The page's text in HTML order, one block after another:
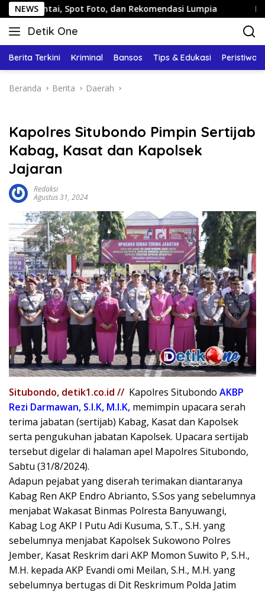
Langsung
ke
konten
NEWS
Foto, dan Rekomendasi Lumpia Panduan Wisata
Detik One
Tajam
Fakta
Berita Terkini Kriminal Bansos Tips & Edukasi Peristiwa
Beranda Berita Daerah
Kapolres Situbondo Pimpin Sertijab
Kabag, Kasat dan Kapolsek
Jajaran
Redaksi
Agustus 31, 2024
Situbondo, detik1.co.id // Kapolres Situbondo AKBP
Rezi Darmawan, S.I.K, M.I.K, memimpin upacara serah
terima jabatan (sertijab) Kabag, Kasat dan Kapolsek
serta pengukuhan jabatan Kapolsek. Upacara sertijab
tersebut digelar di halaman apel Mapolres Situbondo,
Sabtu (31/8/2024).
Adapun pejabat yang diserah terimakan diantaranya
Kabag Ren AKP Endro Abrianto, S.Sos yang sebelumnya
menjabat Wakasat Binmas Polresta Banyuwangi,
Kabag Log AKP I Putu Adi Kusuma, S.T., S.H. yang
sebelumnya menjabat Kapolsek Sukowono Polres
Jember, Kasat Reskrim dari AKP Momon Suwito P, S.H.,
M.H. kepada AKP Evandi omi Meilan, S.H., M.H. yang
sebelumnya bertugas di Dit Reskrimum Polda Jatim